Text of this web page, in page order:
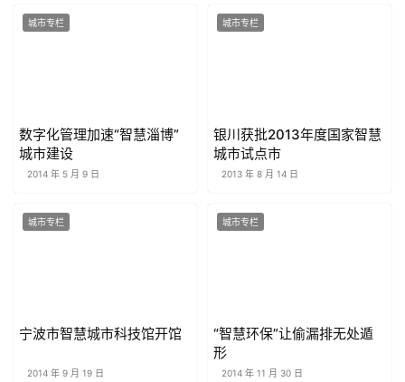
城市专栏
数字化管理加速“智慧淄博”
城市建设
2014 年 5 月 9 日
城市专栏
银川获批2013年度国家智慧
城市试点市
2013 年 8 月 14 日
城市专栏
宁波市智慧城市科技馆开馆
2014 年 9 月 19 日
城市专栏
“智慧环保”让偷漏排无处遁
形
2014 年 11 月 30 日